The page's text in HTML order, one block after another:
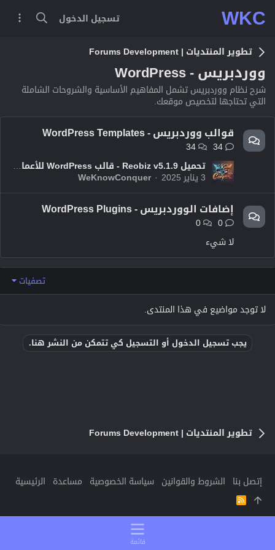
WKC تسجيل الدخول
تطوير المنتديات | Forums Development
ووردبريس - WordPress
شرح نظام ووردبريس تشمل المفاهيم الأساسية والشروحات الشاملة
التي تحتاجها لتخصيص موقعك.
قوالب ووردبريس - WordPress Templates
34
34
3 يناير 2025
WeKnowConquer
إضافات الووردبريس - WordPress Plugins
0
0
لا شيء
تصفيات
لا توجد مواضيع في هذا المنتدى.
يجب تسجيل الدخول أو التسجيل كي تتمكن من النشر هنا.
تطوير المنتديات | Forums Development
إتصل بنا الشروط والقوانين سياسة الخصوصية مساعدة الرئيسية
R
قائمة